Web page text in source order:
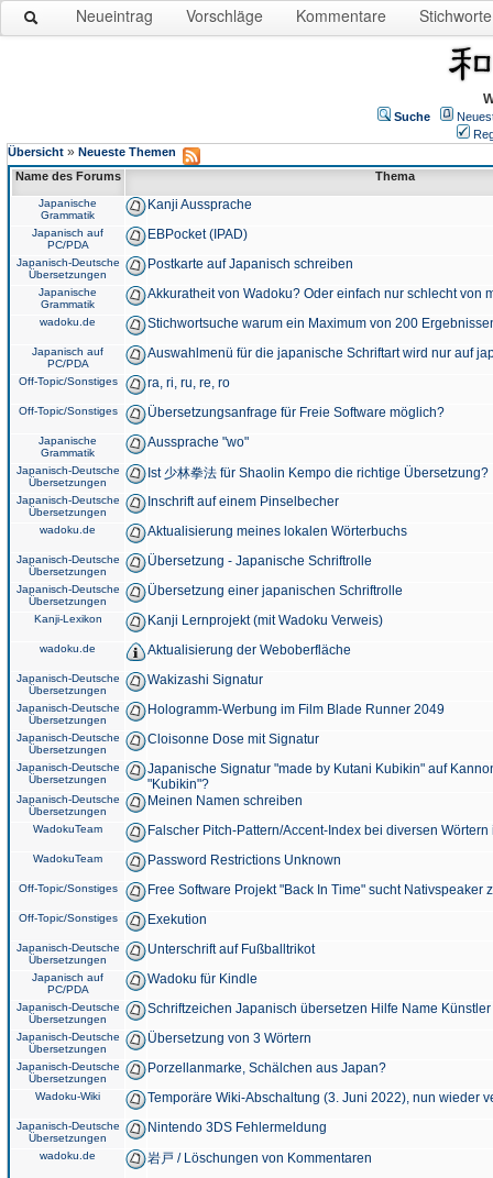
Neueintrag Vorschläge Kommentare Stichworte
Suche
Übersicht » Neueste Themen
Name des Forums
Thema
Japanische
Grammatik
Kanji Aussprache
Japanisch auf
PC/PDA
EBPocket (IPAD)
Japanisch-Deutsche
Übersetzungen
Postkarte auf Japanisch schreiben
Japanische
Grammatik
Akkuratheit von Wadoku? Oder einfach nur schlecht von
wadoku.de Stichwortsuche warum ein Maximum von 200
Japanisch auf
PC/PDA
Auswahlmenü für die japanische Schriftart wird nur auf
Off-Topic/Sonstiges ra, ri, ru, re, ro
Off-Topic/Sonstiges Übersetzungsanfrage für Freie Software möglich?
Japanische
Grammatik
Aussprache "wo"
Japanisch-Deutsche
Übersetzungen
Ist 少林拳法 für Shaolin Kempo die richtige Übersetzung?
Japanisch-Deutsche
Übersetzungen
Inschrift auf einem Pinselbecher
wadoku.de Aktualisierung meines lokalen Wörterbuchs
Japanisch-Deutsche
Übersetzungen
Übersetzung - Japanische Schriftrolle
Japanisch-Deutsche
Übersetzungen
Übersetzung einer japanischen Schriftrolle
Kanji-Lexikon Kanji Lernprojekt (mit Wadoku Verweis)
wadoku.de Aktualisierung der Weboberfläche
Japanisch-Deutsche
Übersetzungen
Wakizashi Signatur
Japanisch-Deutsche
Übersetzungen
Hologramm-Werbung im Film Blade Runner 2049
Japanisch-Deutsche
Übersetzungen
Cloisonne Dose mit Signatur
Japanisch-Deutsche
Übersetzungen
Japanische Signatur "made by Kutani Kubikin" auf
"Kubikin"?
Japanisch-Deutsche
Übersetzungen
Meinen Namen schreiben
WadokuTeam Falscher Pitch-Pattern/Accent-Index bei diversen
WadokuTeam Password Restrictions Unknown
Off-Topic/Sonstiges Free Software Projekt "Back In Time" sucht Nativspeaker
Off-Topic/Sonstiges Exekution
Japanisch-Deutsche
Übersetzungen
Unterschrift auf Fußballtrikot
Japanisch auf
PC/PDA
Wadoku für Kindle
Japanisch-Deutsche
Übersetzungen
Schriftzeichen Japanisch übersetzen Hilfe Name
Japanisch-Deutsche
Übersetzungen
Übersetzung von 3 Wörtern
Japanisch-Deutsche
Übersetzungen
Porzellanmarke, Schälchen aus Japan?
Wadoku-Wiki Temporäre Wiki-Abschaltung (3. Juni 2022), nun wieder
Japanisch-Deutsche
Übersetzungen
Nintendo 3DS Fehlermeldung
wadoku.de 岩戸 / Löschungen von Kommentaren